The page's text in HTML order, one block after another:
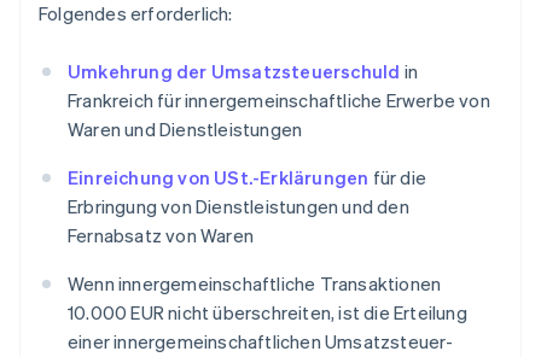
Folgendes erforderlich:
Umkehrung der Umsatzsteuerschuld in
Frankreich für innergemeinschaftliche Erwerbe von
Waren und Dienstleistungen
Einreichung von USt.-Erklärungen für die
Erbringung von Dienstleistungen und den
Fernabsatz von Waren
Wenn innergemeinschaftliche Transaktionen
10.000 EUR nicht überschreiten, ist die Erteilung
einer innergemeinschaftlichen Umsatzsteuer-